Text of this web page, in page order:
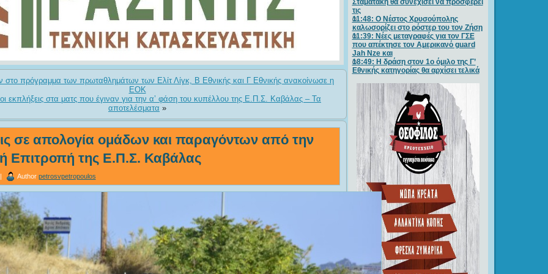
στο πρόγραμμα των πρωταθλημάτων των Ελίτ Λίγκ, Β Εθνικής και Γ Εθνικής ανακοίνωσε η
ΕΟΚ
εκπλήξεις στα ματς που έγιναν για την α’ φάση του κυπέλλου της Ε.Π.Σ. Καβάλας – Τα
αποτελέσματα »
σε απολογία ομάδων και παραγόντων από την
Επιτροπή της Ε.Π.Σ. Καβάλας
Author petrosvpetropoulos
Σταματάκη θα συνεχίσει να προσφέρει
τις
11:48: Ο Νέστος Χρυσούπολης
καλωσορίζει στο ρόστερ του τον Ζήση
11:39: Νέες μεταγραφές για τον ΓΣE
που απέκτησε τον Αμερικανό guard
Jah Nze και
18:49: Η δράση στον 1ο όμιλο της Γ’
Εθνικής κατηγορίας θα αρχίσει τελικά